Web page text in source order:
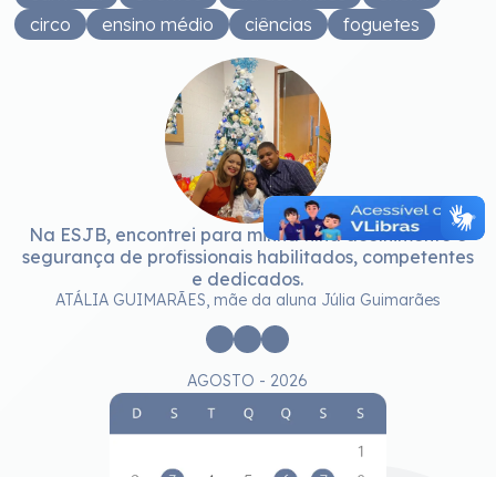
circo
ensino médio ciências foguetes
Na ESJB, encontrei para minha filha acolhimento e
segurança de profissionais habilitados, competentes
e dedicados.
ATÁLIA GUIMARÃES, mãe da aluna Júlia Guimarães
AGOSTO - 2026